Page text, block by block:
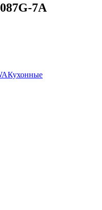
7A
Кухонные